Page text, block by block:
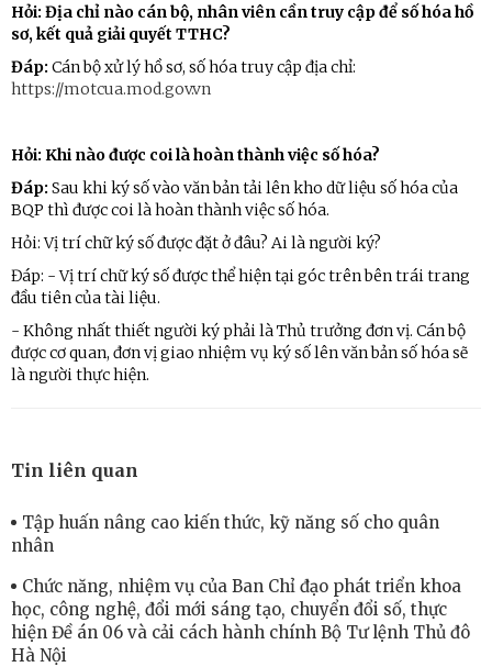
Hỏi: Địa chỉ nào cán bộ, nhân viên cần truy cập để số hóa hồ
sơ, kết quả giải quyết TTHC?
Đáp: Cán bộ xử lý hồ sơ, số hóa truy cập địa chỉ:
https://motcua.mod.gov.vn
Hỏi: Khi nào được coi là hoàn thành việc số hóa?
Đáp: Sau khi ký số vào văn bản tải lên kho dữ liệu số hóa của
BQP thì được coi là hoàn thành việc số hóa.
Hỏi: Vị trí chữ ký số được đặt ở đâu? Ai là người ký?
Đáp: - Vị trí chữ ký số được thể hiện tại góc trên bên trái trang
đầu tiên của tài liệu.
- Không nhất thiết người ký phải là Thủ trưởng đơn vị. Cán bộ
được cơ quan, đơn vị giao nhiệm vụ ký số lên văn bản số hóa sẽ
là người thực hiện.
Tin liên quan
Tập huấn nâng cao kiến thức, kỹ năng số cho quân
nhân
Chức năng, nhiệm vụ của Ban Chỉ đạo phát triển khoa
học, công nghệ, đổi mới sáng tạo, chuyển đổi số, thực
hiện Đề án 06 và cải cách hành chính Bộ Tư lệnh Thủ đô
Hà Nội